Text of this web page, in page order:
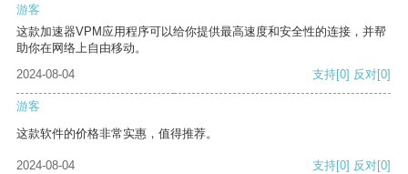
游客
这款加速器VPM应用程序可以给你提供最高速度和安全性的连接，并帮
助你在网络上自由移动。
2024-08-04
支持[0] 反对[0]
游客
这款软件的价格非常实惠，值得推荐。
2024-08-04 支持[0] 反对[0]